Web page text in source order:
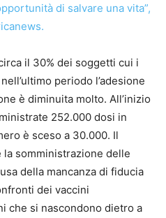
di salvare una vita”,
il 30% dei soggetti cui i
periodo l’adesione
è diminuita molto. All’inizio
252.000 dosi in
è sceso a 30.000. Il
somministrazione delle
della mancanza di fiducia
dei vaccini
che si nascondono dietro a